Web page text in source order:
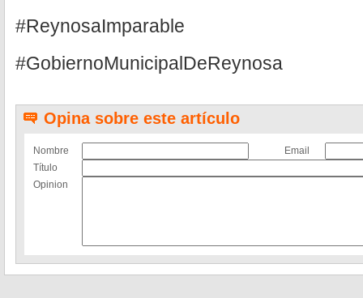
#ReynosaImparable
#GobiernoMunicipalDeReynosa
Opina sobre este artículo
Nombre
Email
Título
Opinion